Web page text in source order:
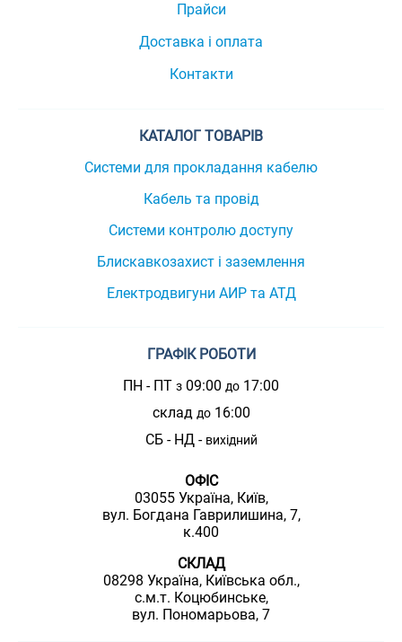
Прайси
Доставка і оплата
Контакти
КАТАЛОГ ТОВАРІВ
Системи для прокладання кабелю
Кабель та провід
Системи контролю доступу
Блискавкозахист і заземлення
Електродвигуни АИР та АТД
ГРАФІК РОБОТИ
ПН - ПТ з 09:00 до 17:00
склад до16:00
СБ - НД - вихідний
ОФІС
03055 Україна, Київ,
вул. Богдана Гаврилишина, 7,
к.400
СКЛАД
08298 Україна, Київська обл.,
с.м.т. Коцюбинське,
вул. Пономарьова, 7